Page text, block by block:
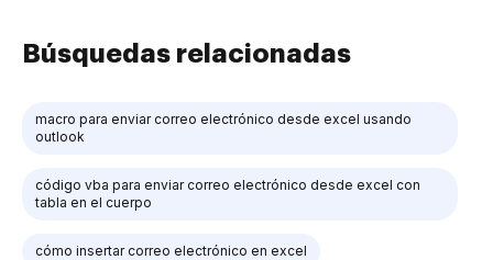
Búsquedas relacionadas
macro para enviar correo electrónico desde excel usando
outlook
código vba para enviar correo electrónico desde excel con
tabla en el cuerpo
cómo insertar correo electrónico en excel